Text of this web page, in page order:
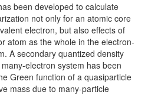
been developed to calculate
not only for an atomic core
electron, but also effects of
atom as the whole in the electron-
A secondary quantized density
electron system has been
Green function of a quasiparticle
mass due to many-particle